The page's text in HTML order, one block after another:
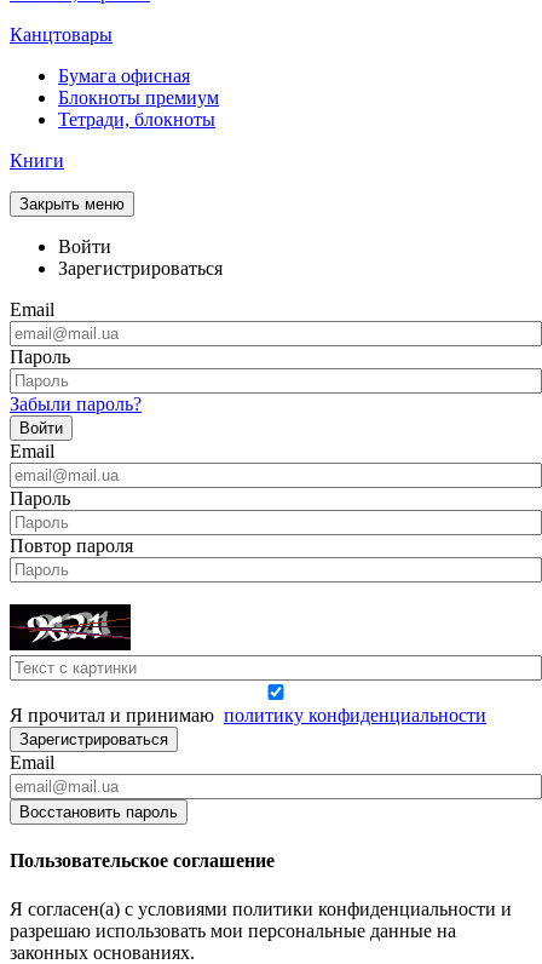
Канцтовары
Бумага офисная
Блокноты премиум
Тетради, блокноты
Книги
Закрыть меню
Войти
Зарегистрироваться
Email
Пароль
Забыли пароль?
Войти
Email
Пароль
Повтор пароля
Я прочитал и принимаю политику конфиденциальности
Зарегистрироваться
Email
Восстановить пароль
Пользовательское соглашение
Я согласен(а) с условиями политики конфиденциальности и
разрешаю использовать мои персональные данные на
законных основаниях.